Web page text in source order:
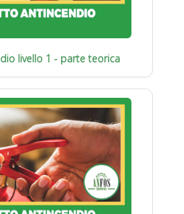
livello 1 - parte teorica